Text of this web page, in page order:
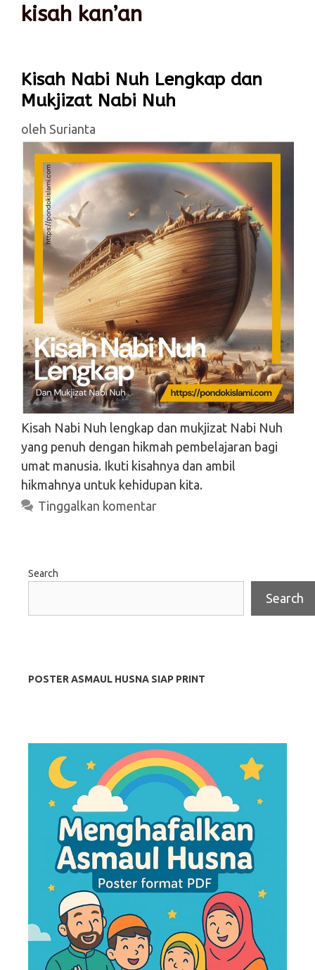
kisah kan’an
Kisah Nabi Nuh Lengkap dan
Mukjizat Nabi Nuh
oleh Surianta
Kisah Nabi Nuh lengkap dan mukjizat Nabi Nuh
yang penuh dengan hikmah pembelajaran bagi
umat manusia. Ikuti kisahnya dan ambil
hikmahnya untuk kehidupan kita.
Tinggalkan komentar
Search
Search
POSTER ASMAUL HUSNA SIAP PRINT